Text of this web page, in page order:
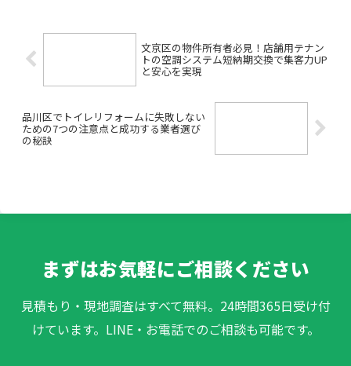
文京区の物件所有者必見！店舗用テナン
トの空調システム短納期交換で集客力UP
と安心を実現
品川区でトイレリフォームに失敗しない
ための7つの注意点と成功する業者選び
の秘訣
まずはお気軽にご相談ください
見積もり・現地調査はすべて無料。24時間365日受け付
けています。LINE・お電話でのご相談も可能です。